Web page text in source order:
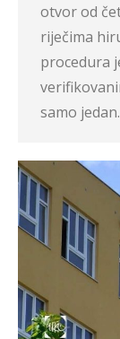
otvor od
riječima
procedura
samo